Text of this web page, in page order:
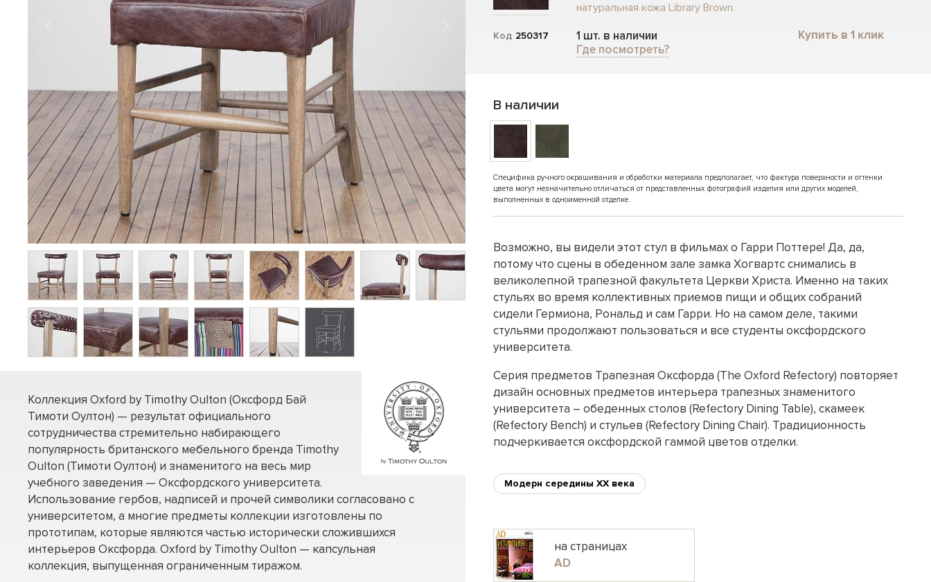
Коллекция Oxford by Timothy Oulton (Оксфорд Бай
Тимоти Оултон) — результат официального
сотрудничества стремительно набирающего
популярность британского мебельного бренда Timothy
Oulton (Тимоти Оултон) и знаменитого на весь мир
учебного заведения — Оксфордского университета.
Использование гербов, надписей и прочей символики согласовано с
университетом, а многие предметы коллекции изготовлены по
прототипам, которые являются частью исторически сложившихся
интерьеров Оксфорда. Oxford by Timothy Oulton — капсульная
коллекция, выпущенная ограниченным тиражом.
Код 250317
натуральная кожа Library Brown
1 шт. в наличии
Где посмотреть?
Купить в 1 клик
В наличии
Специфика ручного окрашивания и обработки материала предполагает, что фактура поверхности и оттенки
цвета могут незначительно отличаться от представленных фотографий изделия или других моделей,
выполненных в одноименной отделке.
Возможно, вы видели этот стул в фильмах о Гарри Поттере! Да, да,
потому что сцены в обеденном зале замка Хогвартс снимались в
великолепной трапезной факультета Церкви Христа. Именно на таких
стульях во время коллективных приемов пищи и общих собраний
сидели Гермиона, Рональд и сам Гарри. Но на самом деле, такими
стульями продолжают пользоваться и все студенты оксфордского
университета.
Серия предметов Трапезная Оксфорда (The Oxford Refectory) повторяет
дизайн основных предметов интерьера трапезных знаменитого
университета – обеденных столов (Refectory Dining Table), скамеек
(Refectory Bench) и стульев (Refectory Dining Chair). Традиционность
подчеркивается оксфордской гаммой цветов отделки.
Модерн середины XX века
на страницах
AD